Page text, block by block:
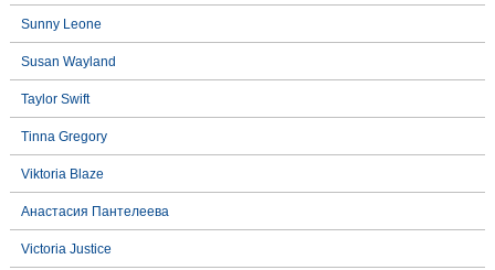
Sunny Leone
Susan Wayland
Taylor Swift
Tinna Gregory
Viktoria Blaze
Анастасия Пантелеева
Victoria Justice